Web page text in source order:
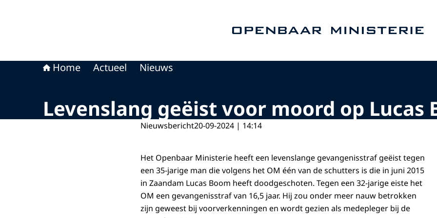
Home Actueel Nieuws
Levenslang geëist voor moord op Lucas
Nieuwsbericht20-09-2024 | 14:14
Het Openbaar Ministerie heeft een levenslange gevangenisstraf geëist tegen
een 35-jarige man die volgens het OM één van de schutters is die in juni 2015
in Zaandam Lucas Boom heeft doodgeschoten. Tegen een 32-jarige eiste het
OM een gevangenisstraf van 16,5 jaar. Hij zou onder meer nauw betrokken
zijn geweest bij voorverkenningen en wordt gezien als medepleger bij de